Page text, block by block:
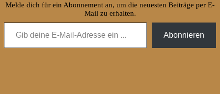
Melde dich für ein Abonnement an, um die neuesten Beiträge per E-
Mail zu erhalten.
Gib deine E-Mail-Adresse ein ...
Abonnieren